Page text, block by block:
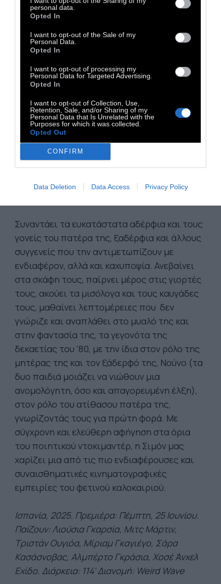
personal data.
Opted In
I want to opt-out of the Sale of my
Personal Data.
Opted In
I want to opt-out of processing my
Personal Data for Targeted Advertising.
Opted In
I want to opt-out of Collection, Use,
Retention, Sale, and/or Sharing of my
Personal Data that Is Unrelated with the
Purposes for which it was collected.
Opted Out
CONFIRM
Data Deletion Data Access Privacy Policy
Βαθμολογία (4/5).
καλοκαίρι το όνομα της Ισπανίδας
δημιουργού, τόσο θεματικά, όσο και το ότι οι
δουλειές της βγαίνουν πάντα καλοκαίρι, εδώ
υπογράφει την καλύτερη μέχρι σήμερα ταινία
της, κατά τη γνώμη μας. Με μια μικρή εσάνς
από «Aftersun», με μια κάμερα (καθότι
μέλλουσα σπουδάστρια κινηματογράφου) και
το ημερολόγιο της μητέρας της στο χέρι, η
νεαρή ηρωίδα επιστρέφει στον τόπο των
γονιών της, τους οποίους έχασε νωρίς,
ανακαλύπτοντας πως τα περισσότερα από
όσα ήδη γνώριζε για αυτούς δεν ίσχυαν στην
Συναντάει τα ευκατάστατα αδέρφια και τους
γονείς του πατέρα της, ξαδέρφια και άλλους
συγγενείς που την αντιμετωπίζουν με
ενδιαφέρον, αλλά και καχυποψία. Ανεβαίνει
στα σκάφη τους, παίρνει μέρος στις γιορτές
τους, ακούει τα μισόλογα και τους καυγάδες
τους, μαθαίνει λεπτομέρειες που δεν
γνώριζε και αναπλάθει στο μυαλό της και
στην φαντασία της, τα γεγονότα της
δεκαετίας του '80, με την ίδια στον ρόλο της
μητέρας της και τον ξάδερφό της, Νούνο (τα
δυο παιδιά μοιάζει να νιώθουν μια
ανομολόγητη, όσο και απαγορευμένη έλξη),
στον ρόλο του ατίθασου πατέρα της,
γνωρίζοντάς τους για πρώτη φορά. Με
σύγχρονη και ελεύθερη αφήγηση στα όρια
του ποιητικού ντοκιμαντέρ, η Σιμόν μας
χαρίζει μια από τις πιο ενδιαφέρουσες και
συναισθηματικές κινηματογραφικές
εμπειρίες του φετινού καλοκαιριού.
Ισπανία, 2025. Πρεμιέρα: Πέμπτη, 25 Ιουνίου.
Παίζουν:Λιούσια Γκαρσία, Μιτς Μάρτιν,
Τριστάν Ουγιόα, Μίριαμ Γκαγιέγο, Σάρα
Κασάσνοβας, Αλμπέρτο Γκράσια, Χοσέ Άνχελ
Εχίδο. Διάρκεια: 114' Διανομή: Weird Wave